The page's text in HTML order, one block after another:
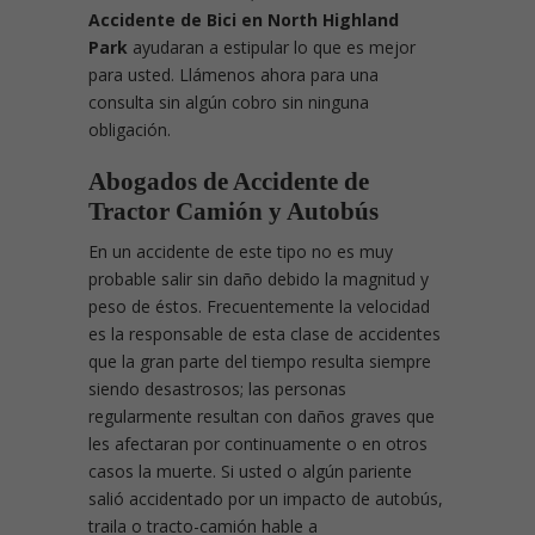
Accidente de Bici en North Highland
Park ayudaran a estipular lo que es mejor
para usted. Llámenos ahora para una
consulta sin algún cobro sin ninguna
obligación.
Abogados de Accidente de
Tractor Camión y Autobús
En un accidente de este tipo no es muy
probable salir sin daño debido la magnitud y
peso de éstos. Frecuentemente la velocidad
es la responsable de esta clase de accidentes
que la gran parte del tiempo resulta siempre
siendo desastrosos; las personas
regularmente resultan con daños graves que
les afectaran por continuamente o en otros
casos la muerte. Si usted o algún pariente
salió accidentado por un impacto de autobús,
traila o tracto-camión hable a